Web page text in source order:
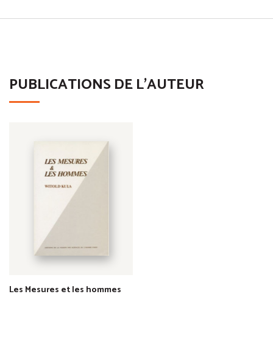
PUBLICATIONS DE L'AUTEUR
Les Mesures et les hommes